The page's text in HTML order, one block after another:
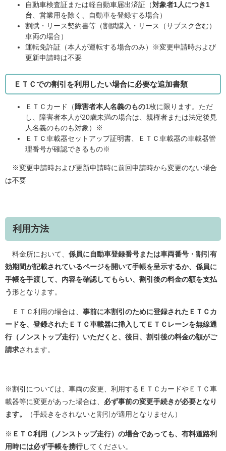
自動車検査証または軽自動車届出済証（対象者1人につき1
台 、営業用を除く、自動車を登録する場合）
割賦・リース契約書等（割賦購入・リース（サブスク含む）
車両の場合）
運転免許証（本人が運転する場合のみ）※変更申請時および
更新申請時は不要
ＥＴＣでの割引を利用したい場合に必要な追加書類
ＥＴＣカード（ 障害者本人名義のもの1枚に限ります。ただ
し、障害者本人が20歳未満の場合は、親権者または法定後見
人名義のものも対象）※
ＥＴＣ車載器セットアップ証明書、ＥＴＣ車載器の車載器管
理番号が確認できるもの※
※変更申請時および更新申請時に前回申請時から変更のない場合
は不要
利用方法
料金所において、 係員に自動車登録番号または車両番号・割引有
効期間が記載されているページを開いて手帳を呈示するか、係員に
手帳を手渡して、内容を確認してもらい、割引後の料金の額を支払
う形となります。
ＥＴＣ利用の場合は、 事前に本割引のために登録されたＥＴＣカ
ードを、登録されたＥＴＣ車載器に挿入してＥＴＣレーンを無線通
行（ノンストップ走行）いただくと、後日、割引後の料金の額がご
請求されます。
※割引については、車両の変更、利用するＥＴＣカードやＥＴＣ車
載器等に変更があった場合は、 必ず事前の変更手続きが必要となり
ます。
（手続きをされないと割引が適用となりません）
※ ＥＴＣ利用（ノンストップ走行）の場合であっても、有料道路利
用時には必ず手帳を携行してください。